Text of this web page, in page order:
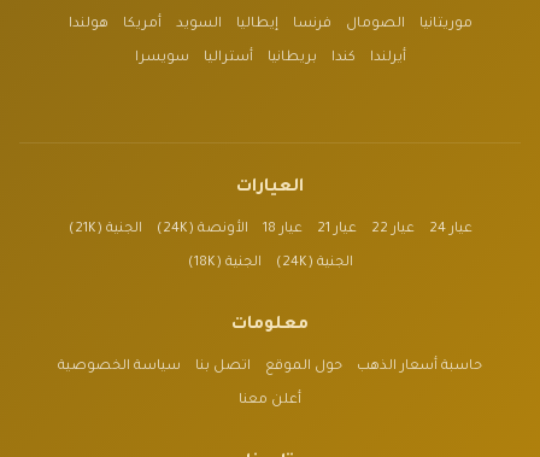
موريتانيا الصومال فرنسا إيطاليا السويد أمريكا هولندا
أيرلندا كندا بريطانيا أستراليا سويسرا
العيارات
عيار 24 عيار 22 عيار 21 عيار 18 الأونصة (24K) الجنية (21K)
الجنية (24K) الجنية (18K)
معلومات
حاسبة أسعار الذهب حول الموقع اتصل بنا سياسة الخصوصية
أعلن معنا